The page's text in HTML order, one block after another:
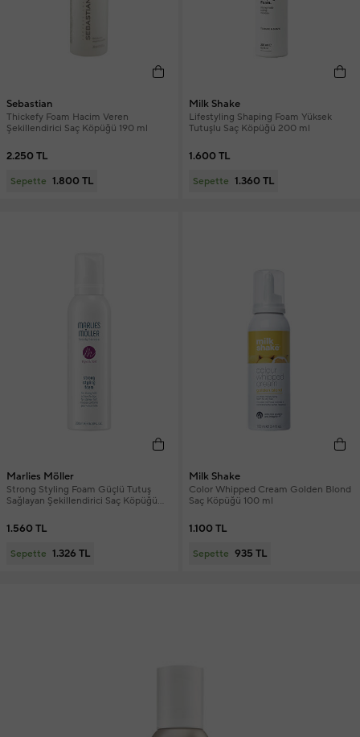
Sebastian
Thickefy Foam Hacim Veren
Şekillendirici Saç Köpüğü 190 ml
2.250 TL
Sepette 1.800 TL
Milk Shake
Lifestyling Shaping Foam Yüksek
Tutuşlu Saç Köpüğü 200 ml
1.600 TL
Sepette 1.360 TL
Marlies Möller
Strong Styling Foam Güçlü Tutuş
Sağlayan Şekillendirici Saç Köpüğü
1.560 TL
Sepette 1.326 TL
Milk Shake
Color Whipped Cream Golden Blond
Saç Köpüğü 100 ml
1.100 TL
Sepette 935 TL